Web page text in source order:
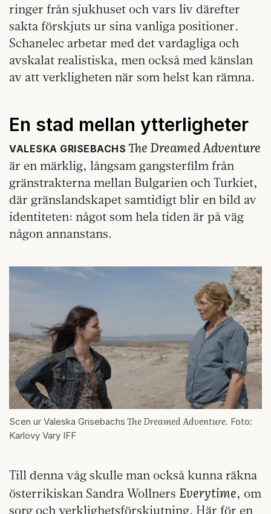
ringer från sjukhuset och vars liv därefter
sakta förskjuts ur sina vanliga positioner.
Schanelec arbetar med det vardagliga och
avskalat realistiska, men också med känslan
av att verkligheten när som helst kan rämna.
En stad mellan ytterligheter
VALESKA GRISEBACHS The Dreamed Adventure
är en märklig, långsam gangsterfilm från
gränstrakterna mellan Bulgarien och Turkiet,
där gränslandskapet samtidigt blir en bild av
identiteten: något som hela tiden är på väg
någon annanstans.
Scen ur Valeska Grisebachs The Dreamed Adventure. Foto:
Karlovy Vary IFF
Till denna våg skulle man också kunna räkna
österrikiskan Sandra Wollners Everytime, om
sorg och verklighetsförskjutning. Här för en